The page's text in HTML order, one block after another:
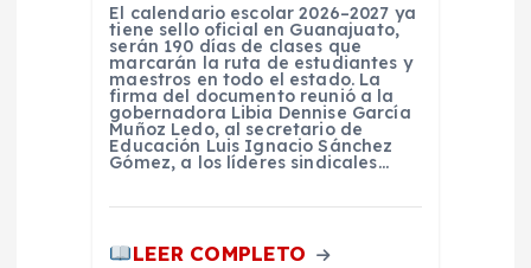
El calendario escolar 2026–2027 ya
tiene sello oficial en Guanajuato,
serán 190 días de clases que
marcarán la ruta de estudiantes y
maestros en todo el estado. La
firma del documento reunió a la
gobernadora Libia Dennise García
Muñoz Ledo, al secretario de
Educación Luis Ignacio Sánchez
Gómez, a los líderes sindicales…
LEER COMPLETO